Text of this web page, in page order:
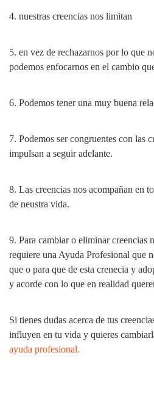
4. nuestras creencias nos limitan
5. en vez de rechazarnos por lo que
podemos enfocarnos en el cambio
6. Podemos tener una muy buena
7. Podemos ser congruentes con las
impulsan a seguir adelante.
8. Las creencias nos acompañan en
de neustra vida.
9. Para cambiar o eliminar creencias
requiere una Ayuda Profesional que
que o para que de esta crenecia y
y acorde con lo que en realidad
Si tienes dudas acerca de tus
influyen en tu vida y quieres
ayuda profesional.